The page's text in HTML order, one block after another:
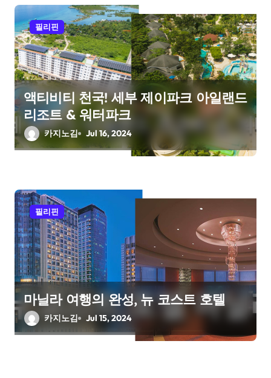
필리핀
액티비티 천국! 세부 제이파크 아일랜드
리조트 & 워터파크
카지노김 Jul 16, 2024
필리핀
마닐라 여행의 완성, 뉴 코스트 호텔
카지노김 Jul 15, 2024